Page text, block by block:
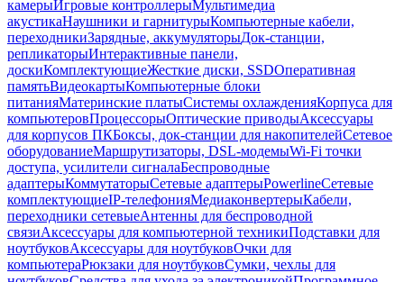
камерыИгровые контроллерыМультимедиа
акустикаНаушники и гарнитурыКомпьютерные кабели,
переходникиЗарядные, аккумуляторыДок-станции,
репликаторыИнтерактивные панели,
доскиКомплектующиеЖесткие диски, SSDОперативная
памятьВидеокартыКомпьютерные блоки
питанияМатеринские платыСистемы охлажденияКорпуса для
компьютеровПроцессорыОптические приводыАксессуары
для корпусов ПКБоксы, док-станции для накопителейСетевое
оборудованиеМаршрутизаторы, DSL-модемыWi-Fi точки
доступа, усилители сигналаБеспроводные
адаптерыКоммутаторыСетевые адаптерыPowerlineСетевые
комплектующиеIP-телефонияМедиаконвертерыКабели,
переходники сетевыеАнтенны для беспроводной
связиАксессуары для компьютерной техникиПодставки для
ноутбуковАксессуары для ноутбуковОчки для
компьютераРюкзаки для ноутбуковСумки, чехлы для